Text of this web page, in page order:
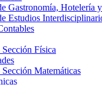
Gastronomía, Hotelería
Estudios
Física
Matemáticas